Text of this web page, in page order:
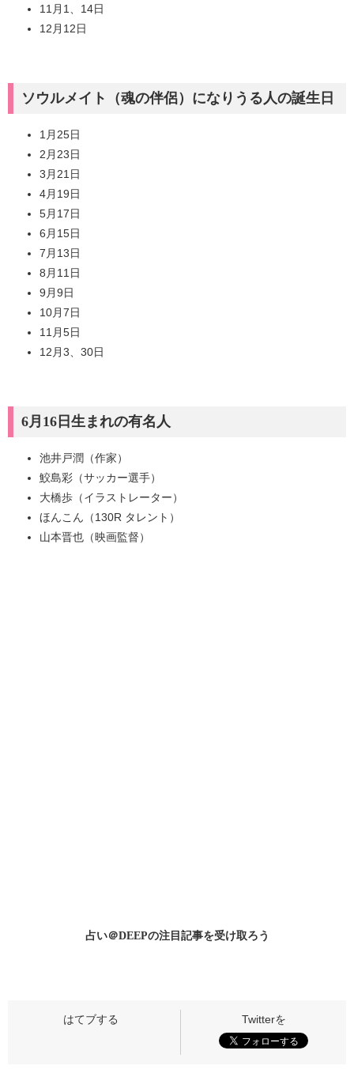
11月1、14日
12月12日
ソウルメイト（魂の伴侶）になりうる人の誕生日
1月25日
2月23日
3月21日
4月19日
5月17日
6月15日
7月13日
8月11日
9月9日
10月7日
11月5日
12月3、30日
6月16日生まれの有名人
池井戸潤（作家）
鮫島彩（サッカー選手）
大橋歩（イラストレーター）
ほんこん（130R タレント）
山本晋也（映画監督）
占い＠DEEPの注目記事を受け取ろう